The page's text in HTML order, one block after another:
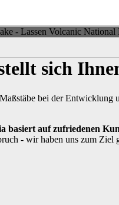
- Lassen Volcanic
sich
bei der Entwicklung
basiert auf zufriedenen
- wir haben uns zum Ziel